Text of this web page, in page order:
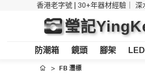
香港老字號 | 30+年器材經驗｜ 深
瑩記
防潮箱 鏡頭 腳架
首頁 FB 灃標